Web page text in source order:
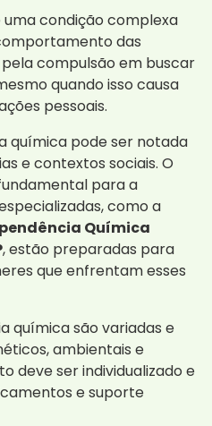
condição complexa
das
compulsão em buscar
quando isso causa
pessoais.
química pode ser notada
e contextos sociais. O
para a
como a
Química
, estão preparadas para
que enfrentam esses
química são variadas e
ambientais e
deve ser individualizado e
e suporte